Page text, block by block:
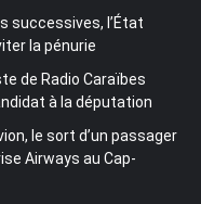
successives, l’État
la pénurie
de Radio Caraïbes
à la députation
le sort d’un passager
Airways au Cap-